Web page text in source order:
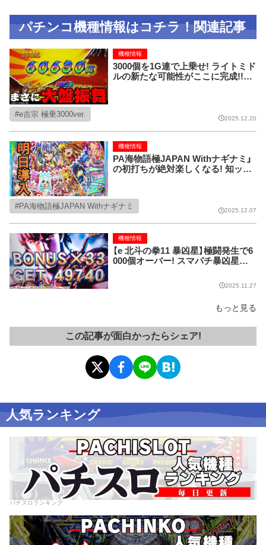
パチンコ機種情報はコチラ！関連記事
3000個を1G連で上乗せ! ライトミド
ルの新たな可能性がここに完成!!【e
機種情報
e吉宗 極乗3000ver. 2025.12.20
PA海物語極JAPAN Withナギナミ」
の初打ちが絶対楽しくなる! 知ット
機種情報
PA海物語極JAPAN Withナギナミ 2025.12.07
【e 北斗の拳11 暴凶星】極闘発生で6
000個オーバー! スマパチ暴凶星の
機種情報
2025.11.27
もっと見る
この記事が面白かったらシェア!
人気ランキング
パチスロランキング